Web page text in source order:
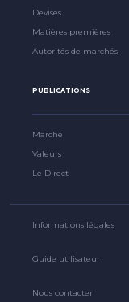
Devises
Matières premières
Autorités de marchés
PUBLICATIONS
Marché
Valeurs
Le Direct
Informations légales
Guide utilisateur
Nous contacter